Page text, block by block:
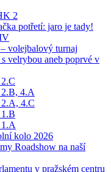
2
potřetí: jaro je tady!
volejbalový turnaj
velrybou aneb poprvé v
4.A
4.C
1.A
kolo 2026
Roadshow na naší
v pražském centru